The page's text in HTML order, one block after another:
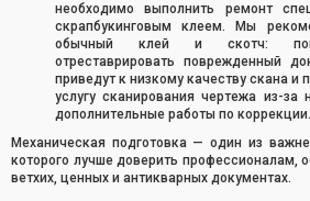
необходимо выполнить ремонт
скрапбукинговым клеем. Мы
обычный клей и скотч:
отреставрировать поврежденный
приведут к низкому качеству скана
услугу сканирования чертежа из-за
дополнительные работы по коррекции.
Механическая подготовка — один из
которого лучше доверить профессионалам,
ветхих, ценных и антикварных документах.